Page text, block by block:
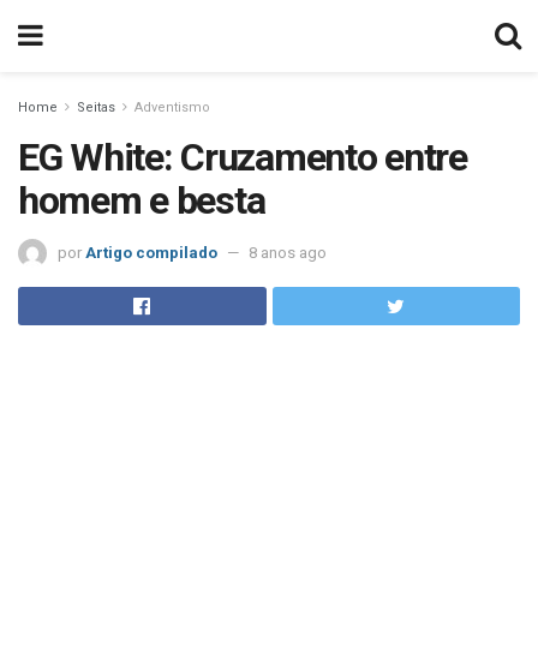
Home Seitas Adventismo
EG White: Cruzamento entre
homem e besta
por Artigo compilado 8 anos ago